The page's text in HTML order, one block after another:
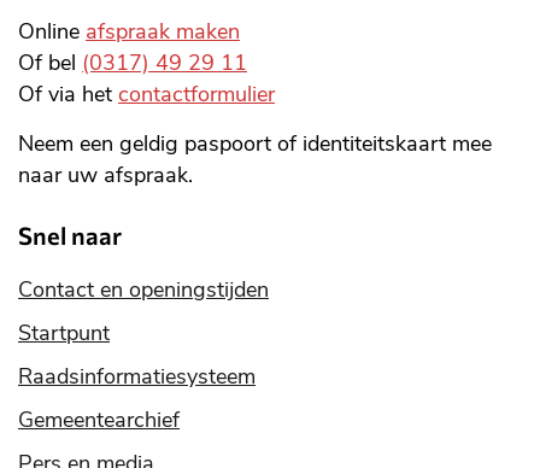
Online afspraak maken
Of bel (0317) 49 29 11
Of via het contactformulier
Neem een geldig paspoort of identiteitskaart mee
naar uw afspraak.
Snel naar
Contact en openingstijden
Startpunt
Raadsinformatiesysteem
Gemeentearchief